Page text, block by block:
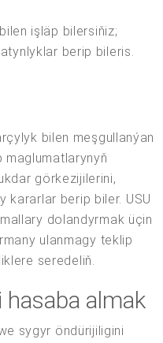
işläp bilersiňiz;
berip bileris.
bilen meşgullanýan
maglumatlarynyň
görkezijilerini,
kararlar berip biler. USU
dolandyrmak üçin
ulanmagy teklip
seredeliň.
almak
sygyr öndürijiligini